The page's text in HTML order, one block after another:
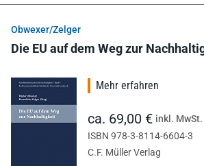
Obwexer/Zelger
Die EU auf dem Weg zur
Mehr erfahren
ca. 69,00 € inkl. MwSt.
ISBN 978-3-8114-6604-3
C.F. Müller Verlag